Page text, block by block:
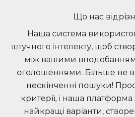
Що нас
Наша система
штучного інтелекту, щоб
між вашими
оголошеннями. Більше не
нескінченні пошуки!
критерії, і наша
найкращі варіанти,